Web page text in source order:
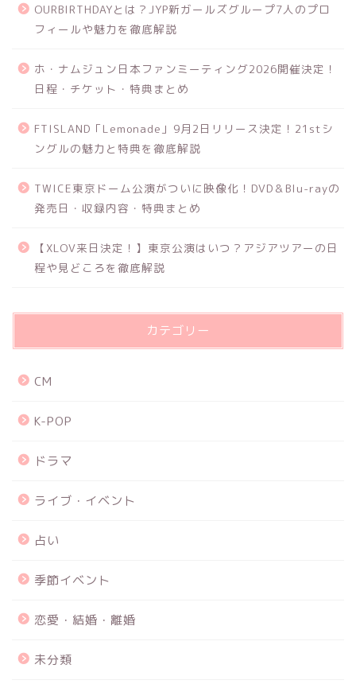
OURBIRTHDAYとは？JYP新ガールズグループ7人のプロ
フィールや魅力を徹底解説
ホ・ナムジュン日本ファンミーティング2026開催決定！
日程・チケット・特典まとめ
FTISLAND「Lemonade」9月2日リリース決定！21stシ
ングルの魅力と特典を徹底解説
TWICE東京ドーム公演がついに映像化！DVD＆Blu-rayの
発売日・収録内容・特典まとめ
【XLOV来日決定！】東京公演はいつ？アジアツアーの日
程や見どころを徹底解説
カテゴリー
CM
K-POP
ドラマ
ライブ・イベント
占い
季節イベント
恋愛・結婚・離婚
未分類